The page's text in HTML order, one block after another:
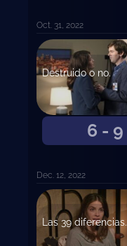
Oct. 31, 2022
6 - 9
Destruido o no.
Dec. 12, 2022
Las 39 diferencias.